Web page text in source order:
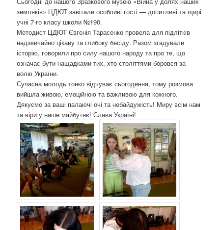
о
з
п
и
с
а
земляків» ЦДЮТ завітали особливі гості — допитливі та щирі
учні 7-го класу школи №190.
Методист ЦДЮТ Євгенія Тарасенко провела для підлітків
надзвичайно цікаву та глибоку бесіду. Разом згадували
історію, говорили про силу нашого народу та про те, що
означає бути нащадками тих, хто століттями боровся за
волю України.
Сучасна молодь тонко відчуває сьогодення, тому розмова
вийшла живою, емоційною та важливою для кожного.
Дякуємо за ваші палаючі очі та небайдужість! Миру всім нам
та віри у наше майбутнє! Слава Україні!